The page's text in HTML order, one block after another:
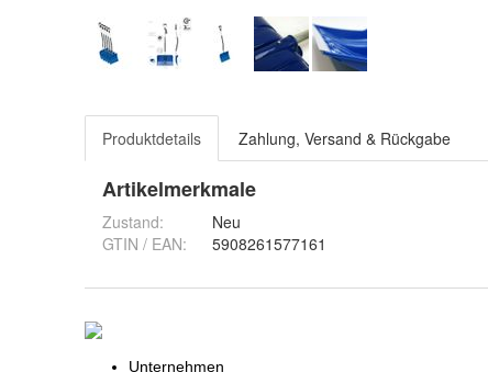
Produktdetails Zahlung, Versand & Rückgabe
Artikelmerkmale
Zustand:
Neu
GTIN / EAN:
5908261577161